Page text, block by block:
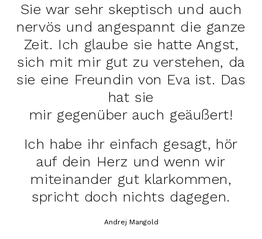
Sie war sehr skeptisch und auch
nervös und angespannt die ganze
Zeit. Ich glaube sie hatte Angst,
sich mit mir gut zu verstehen, da
sie eine Freundin von Eva ist. Das
hat sie
mir gegenüber auch geäußert!
Ich habe ihr einfach gesagt, hör
auf dein Herz und wenn wir
miteinander gut klarkommen,
spricht doch nichts dagegen.
Andrej Mangold